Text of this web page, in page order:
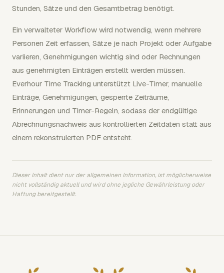
Stunden, Sätze und den Gesamtbetrag benötigt.
Ein verwalteter Workflow wird notwendig, wenn mehrere
Personen Zeit erfassen, Sätze je nach Projekt oder Aufgabe
variieren, Genehmigungen wichtig sind oder Rechnungen
aus genehmigten Einträgen erstellt werden müssen.
Everhour Time Tracking unterstützt Live-Timer, manuelle
Einträge, Genehmigungen, gesperrte Zeiträume,
Erinnerungen und Timer-Regeln, sodass der endgültige
Abrechnungsnachweis aus kontrollierten Zeitdaten statt aus
einem rekonstruierten PDF entsteht.
Dieser Inhalt dient nur der allgemeinen Information, ist möglicherweise
nicht vollständig aktuell und wird ohne jegliche Gewährleistung oder
Haftung bereitgestellt.